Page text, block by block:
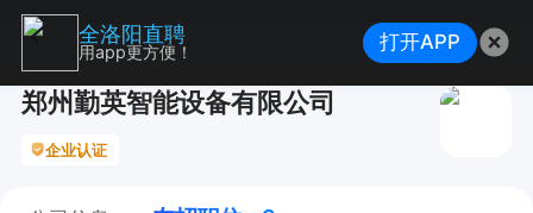
郑州勤英智能设备有限公司
企业认证
全洛阳直聘
用app更方便！ 打开APP